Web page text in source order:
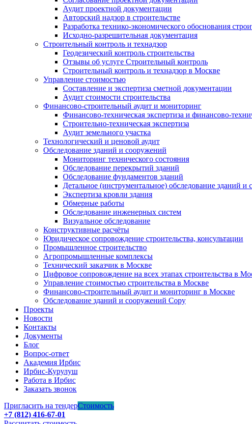
Аудит проектной документации
Авторский надзор в строительстве
Разработка технико-экономического обоснования
Исходно-разрешительная документация
Строительный контроль и технадзор
Геодезический контроль строительства
Отзывы об услуге Строительный контроль
Строительный контроль и технадзор в Москве
Управление стоимостью
Составление и экспертиза сметной документации
Аудит стоимости строительства
Финансово-строительный аудит и мониторинг
Финансово-техническая экспертиза и финансово-
Строительно-техническая экспертиза
Аудит земельного участка
Технологический и ценовой аудит
Обследование зданий и сооружений
Мониторинг технического состояния
Обследование перекрытий зданий
Обследование фундаментов зданий
Детальное (инструментальное) обследование зданий и
Экспертиза кровли здания
Обмерные работы
Обследование инженерных систем
Визуальное обследование
Конструктивные расчёты
Юридическое сопровождение строительства, консультации
Промышленное строительство
Агропромышленные комплексы
Технический заказчик в Москве
Цифровое сопровождение на всех этапах строительства в
Управление стоимостью строительства в Москве
Финансово-строительный аудит и мониторинг в Москве
Обследование зданий и сооружений Copy
Проекты
Новости
Контакты
Документы
Блог
Вопрос-ответ
Академия Ирбис
Ирбис-Курулуш
Работа в Ирбис
Заказать звонок
Пригласить на тендерСтоимость
+7 (812) 416-67-01